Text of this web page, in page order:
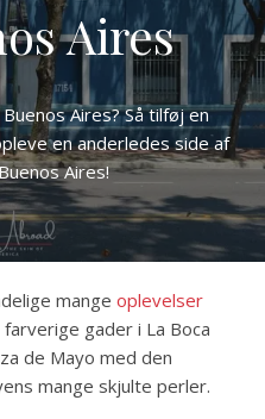
Aires
Aires? Så tilføj en
en anderledes side af
Aires!
mange oplevelser
gader i La Boca
de Mayo med den
mange skjulte perler.